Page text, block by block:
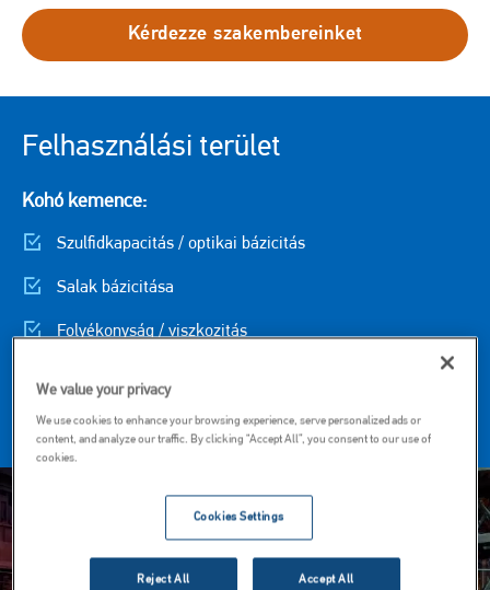
Kérdezze szakembereinket
Felhasználási terület
Kohó kemence:
Szulfidkapacitás / optikai bázicitás
Salak bázicitása
Folyékonyság / viszkozitás
Tűzállóanyag kopás
We value your privacy
We use cookies to enhance your browsing experience, serve personalized ads or
content, and analyze our traffic. By clicking “Accept All”, you consent to our use of
cookies.
Cookies Settings
Reject All Accept All